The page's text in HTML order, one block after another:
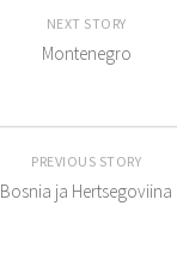
NEXT STORY
Montenegro
PREVIOUS STORY
Bosnia ja Hertsegoviina